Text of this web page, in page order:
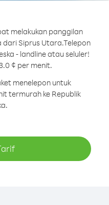
melakukan panggilan
dari Siprus Utara.Telepon
- landline atau seluler!
¢ per menit.
menelepon untuk
termurah ke Republik